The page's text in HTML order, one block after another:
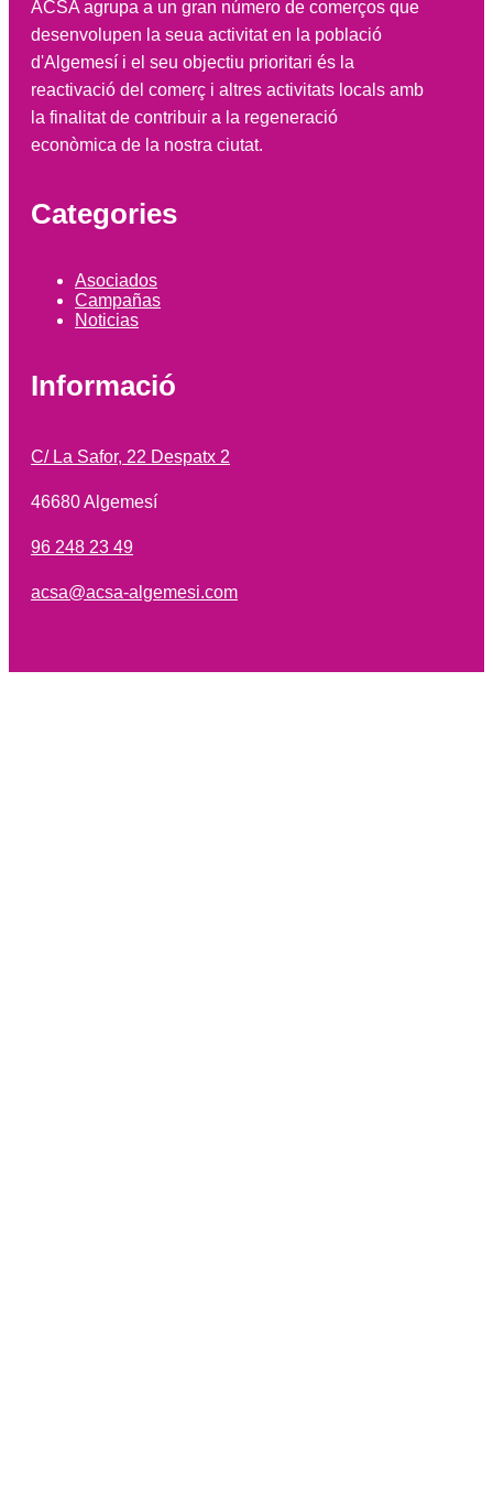
ACSA agrupa a un gran número de comerços que
desenvolupen la seua activitat en la població
d'Algemesí i el seu objectiu prioritari és la
reactivació del comerç i altres activitats locals amb
la finalitat de contribuir a la regeneració
econòmica de la nostra ciutat.
Categories
Asociados
Campañas
Noticias
Informació
C/ La Safor, 22 Despatx 2
46680 Algemesí
96 248 23 49
acsa@acsa-algemesi.com